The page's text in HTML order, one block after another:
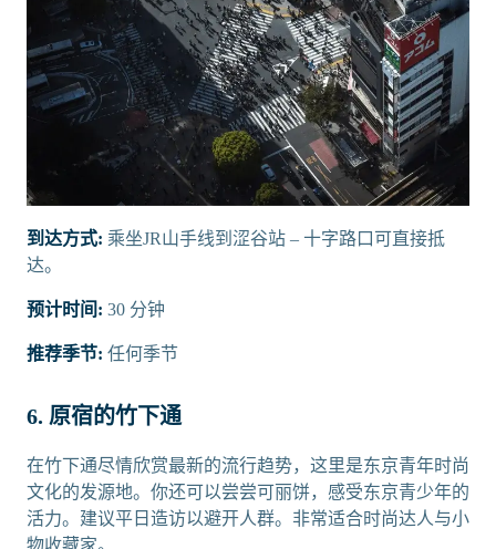
到达方式: 乘坐JR山手线到涩谷站 – 十字路口可直接抵
达。
预计时间: 30 分钟
推荐季节: 任何季节
6. 原宿的竹下通
在竹下通尽情欣赏最新的流行趋势，这里是东京青年时尚
文化的发源地。你还可以尝尝可丽饼，感受东京青少年的
活力。建议平日造访以避开人群。非常适合时尚达人与小